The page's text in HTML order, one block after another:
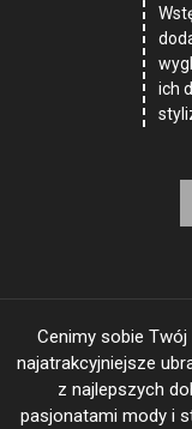
ich
Cenimy sobie
najatrakcyjniejsze
z najlepszych
pasjonatami mody i